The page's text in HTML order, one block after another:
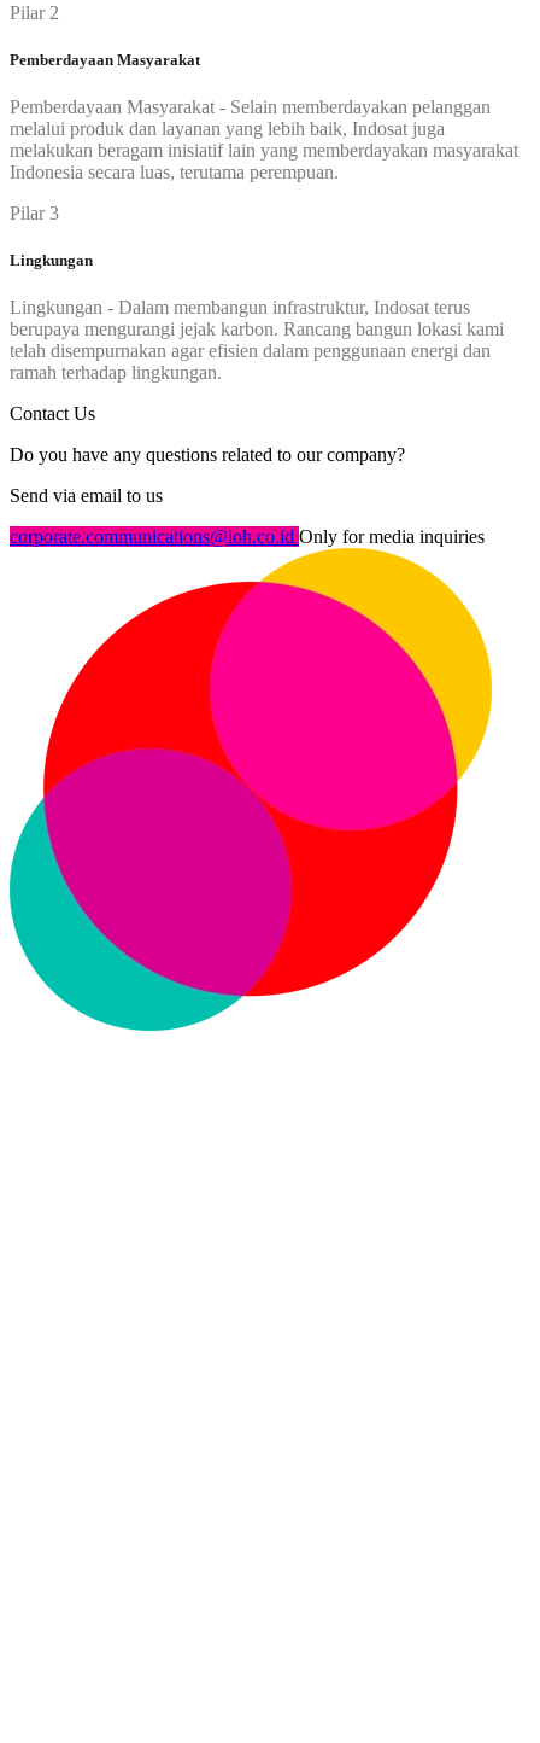
Pilar 2
Pemberdayaan Masyarakat
Pemberdayaan Masyarakat - Selain memberdayakan pelanggan
melalui produk dan layanan yang lebih baik, Indosat juga
melakukan beragam inisiatif lain yang memberdayakan masyarakat
Indonesia secara luas, terutama perempuan.
Pilar 3
Lingkungan
Lingkungan - Dalam membangun infrastruktur, Indosat terus
berupaya mengurangi jejak karbon. Rancang bangun lokasi kami
telah disempurnakan agar efisien dalam penggunaan energi dan
ramah terhadap lingkungan.
Contact Us
Do you have any questions related to our company?
Send via email to us
corporate.communications@ioh.co.id Only for media inquiries